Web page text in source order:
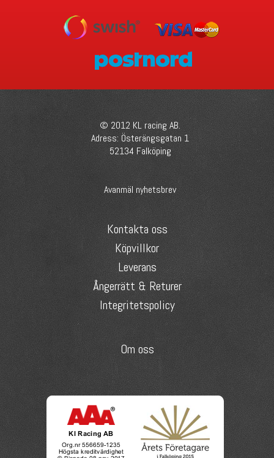
© 2012 KL racing AB.
Adress: Österängsgatan 1
52134 Falköping
Avanmäl nyhetsbrev
Kontakta oss
Köpvillkor
Leverans
Ångerrätt & Returer
Integritetspolicy
Om oss